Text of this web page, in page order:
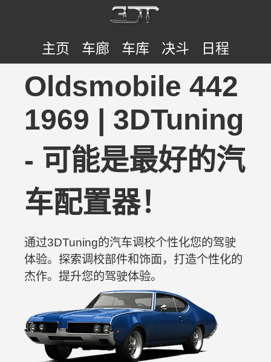
主页 车廊 车库 决斗 日程
Oldsmobile 442
1969 | 3DTuning
- 可能是最好的汽
车配置器！
通过3DTuning的汽车调校个性化您的驾驶
体验。探索调校部件和饰面，打造个性化的
杰作。提升您的驾驶体验。